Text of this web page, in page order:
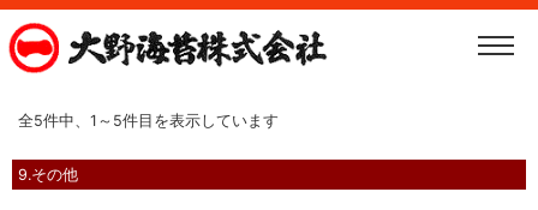
全5件中、1～5件目を表示しています
9.その他